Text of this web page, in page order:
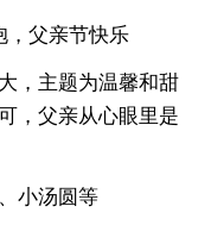
，父亲节快乐
，主题为温馨和甜
，父亲从心眼里是
小汤圆等